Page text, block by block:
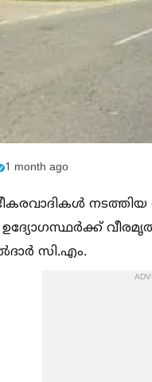
1 month ago
സി.എം.